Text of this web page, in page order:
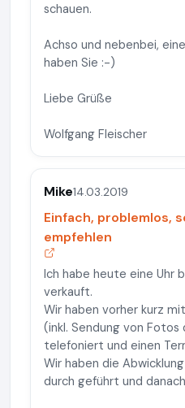
schauen.
Achso und nebenbei,
haben Sie :-)
Liebe Grüße
Wolfgang Fleischer
Mike14.03.2019
Einfach, problemlos,
empfehlen
Ich habe heute eine Uhr
verkauft.
Wir haben vorher kurz
(inkl. Sendung von Fotos
telefoniert und einen
Wir haben die
durch geführt und